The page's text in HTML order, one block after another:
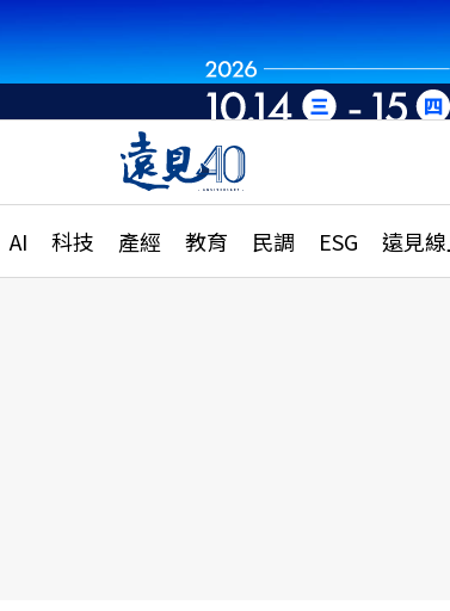
AI 科技 產經 教育 民調 ESG 遠見
國際
特輯
大學升學、職涯攻略
縣市施政調查全解析